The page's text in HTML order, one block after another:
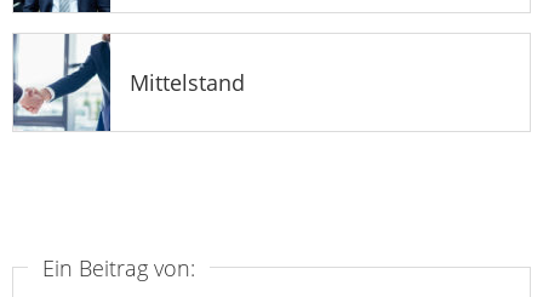
Mittelstand
Ein Beitrag von: